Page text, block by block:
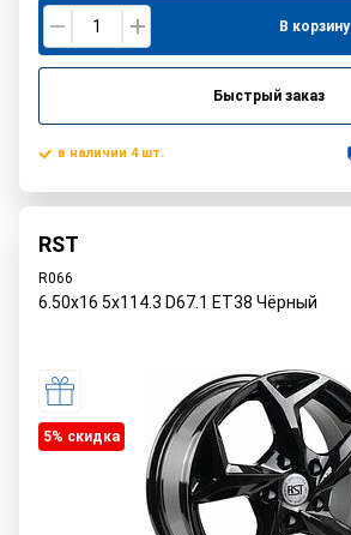
В корзину
Быстрый заказ
в наличии 4 шт.
RST
R066
6.50x16 5x114.3 D67.1 ET38 Чёрный
5% cкидка